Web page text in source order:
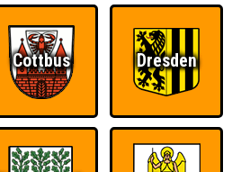
Cottbus Dresden